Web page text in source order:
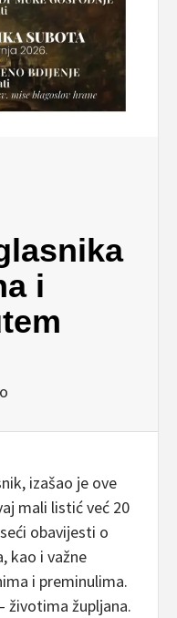
i
izašao je ove
mali listić već 20
obavijesti o
kao i važne
i preminulima.
životima župljana.